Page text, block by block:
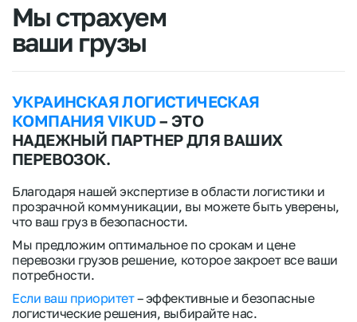
Мы страхуем
ваши грузы
УКРАИНСКАЯ ЛОГИСТИЧЕСКАЯ
КОМПАНИЯ VIKUD– ЭТО
НАДЕЖНЫЙ ПАРТНЕР ДЛЯ ВАШИХ
ПЕРЕВОЗОК.
Благодаря нашей экспертизе в области логистики и
прозрачной коммуникации, вы можете быть уверены,
что ваш груз в безопасности.
Мы предложим оптимальное по срокам и цене
перевозки грузов решение, которое закроет все ваши
потребности.
Если ваш приоритет– эффективные и безопасные
логистические решения, выбирайте нас.